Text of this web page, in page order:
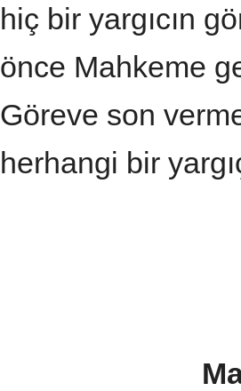
hiç bir yargıcın
önce Mahkeme
Göreve son
herhangi bir